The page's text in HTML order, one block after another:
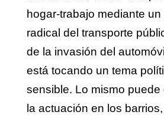
hogar-trabajo mediante
radical del transporte
de la invasión del
está tocando un tema
sensible. Lo mismo puede
la actuación en los